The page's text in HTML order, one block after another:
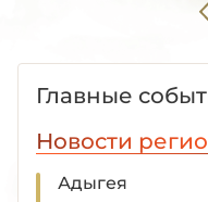
Главные
Новости
Адыгея